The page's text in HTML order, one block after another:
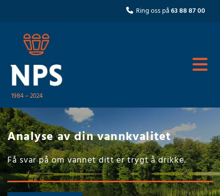
 Ring oss på63 88 87 00
1984 – 2024
Analyse av din vannkvalitet
Få svar på om vannet ditt er trygt å drikke.